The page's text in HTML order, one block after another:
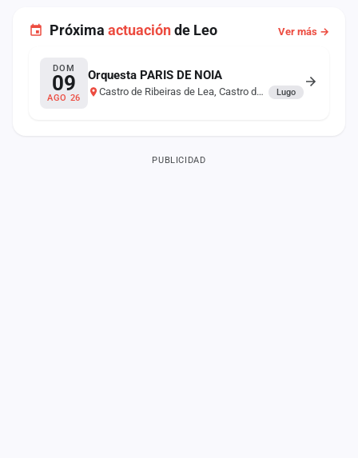
Próxima actuaciónde Leo Ver más →
DOM
09
AGO 26
Orquesta PARIS DE NOIA
Castro de Ribeiras de Lea, Castro de Rei Lugo
PUBLICIDAD